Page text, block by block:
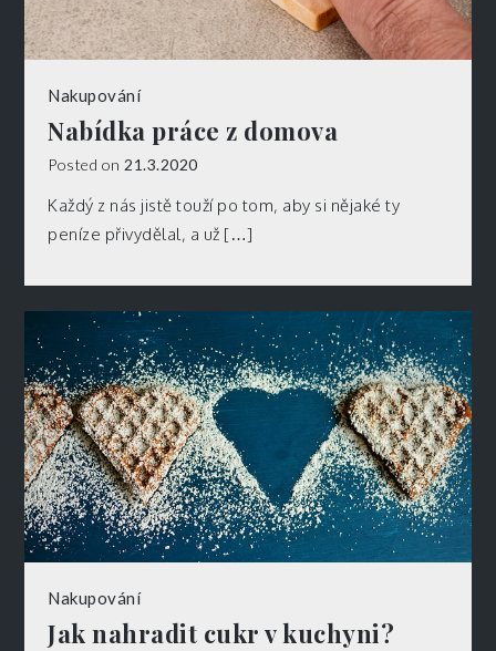
Nakupování
Nabídka práce z domova
Posted on 21.3.2020
Každý z nás jistě touží po tom, aby si nějaké ty
peníze přivydělal, a už […]
Nakupování
Jak nahradit cukr v kuchyni?